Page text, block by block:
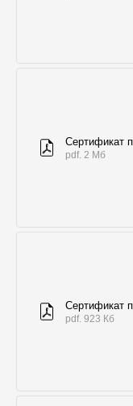
Сертификат
pdf. 2 Мб
Сертификат
pdf. 923 Кб